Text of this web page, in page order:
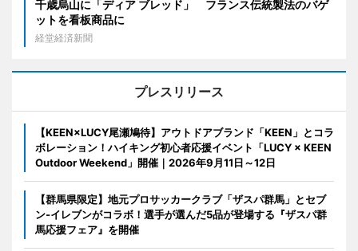
千歳烏山に「ディア ブレッド」 フランス伝統製法のバゲ
ットを看板商品に
経堂経済新聞
プレスリリース
【KEEN×LUCY尾瀬鳩待】アウトドアブランド「KEEN」とコラ
ボレーション！ハイキング初心者応援イベント「LUCY × KEEN
Outdoor Weekend」開催｜2026年9月11日～12日
【群馬県限定】地元プロサッカークラブ「ザスパ群馬」とセブ
ン‐イレブンがコラボ！選手が選んだ5品が登場する『ザスパ群
馬応援フェア』を開催